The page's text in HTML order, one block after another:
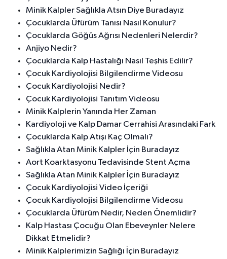
Minik Kalpler Sağlıkla Atsın Diye Buradayız
Çocuklarda Üfürüm Tanısı Nasıl Konulur?
Çocuklarda Göğüs Ağrısı Nedenleri Nelerdir?
Anjiyo Nedir?
Çocuklarda Kalp Hastalığı Nasıl Teşhis Edilir?
Çocuk Kardiyolojisi Bilgilendirme Videosu
Çocuk Kardiyolojisi Nedir?
Çocuk Kardiyolojisi Tanıtım Videosu
Minik Kalplerin Yanında Her Zaman
Kardiyoloji ve Kalp Damar Cerrahisi Arasındaki Fark
Çocuklarda Kalp Atışı Kaç Olmalı?
Sağlıkla Atan Minik Kalpler İçin Buradayız
Aort Koarktasyonu Tedavisinde Stent Açma
Sağlıkla Atan Minik Kalpler İçin Buradayız
Çocuk Kardiyolojisi Video İçeriği
Çocuk Kardiyolojisi Bilgilendirme Videosu
Çocuklarda Üfürüm Nedir, Neden Önemlidir?
Kalp Hastası Çocuğu Olan Ebeveynler Nelere
Dikkat Etmelidir?
Minik Kalplerimizin Sağlığı İçin Buradayız